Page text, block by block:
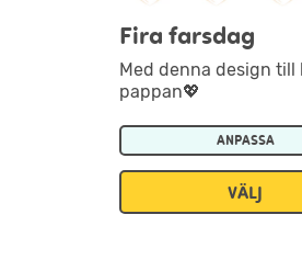
Fira farsdag
Med denna design till
pappan💖
ANPASSA
VÄLJ